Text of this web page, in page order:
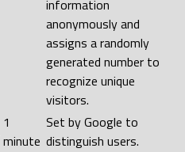
information
anonymously and
assigns a randomly
generated number to
recognize unique
visitors.
1
minute
Set by Google to
distinguish users.